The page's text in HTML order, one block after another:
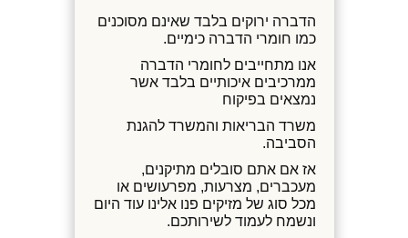
הדברה ירוקים בלבד שאינם מסוכנים
כמו חומרי הדברה כימיים.
אנו מתחייבים לחומרי הדברה
ממרכיבים איכותיים בלבד אשר
נמצאים בפיקוח
משרד הבריאות והמשרד להגנת
הסביבה.
אז אם אתם סובלים מתיקנים,
מעכברים, מצרעות, מפרעושים או
מכל סוג של מזיקים פנו אלינו עוד היום
ונשמח לעמוד לשירותכם.